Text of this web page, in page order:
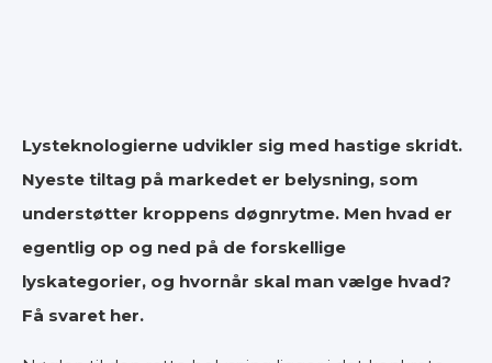
Lysteknologierne udvikler sig med hastige skridt.
Nyeste tiltag på markedet er belysning, som
understøtter kroppens døgnrytme. Men hvad er
egentlig op og ned på de forskellige
lyskategorier, og hvornår skal man vælge hvad?
Få svaret her.